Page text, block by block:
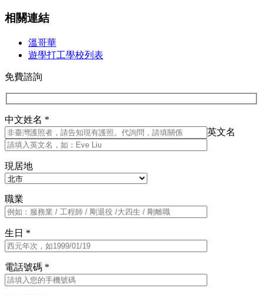
相關連結
溫哥華
遊學打工學校列表
免費諮詢
中文姓名 *
英文名
現居地
職業
生日 *
電話號碼 *